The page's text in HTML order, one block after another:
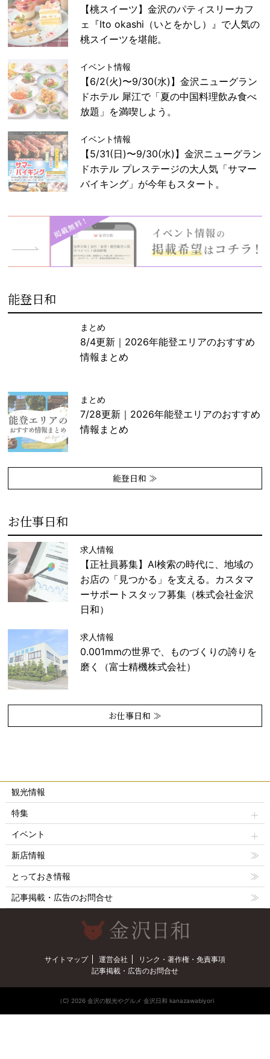
【桃スイーツ】金沢のパティスリーカフ
ェ『Ito okashi（いとをかし）』で人気の
桃スイーツを堪能。
イベント情報
【6/2(火)〜9/30(水)】金沢ニューグラン
ドホテル 犀江で「夏の中国料理飲み食べ
放題」を満喫しよう。
イベント情報
【5/31(日)〜9/30(水)】金沢ニューグラン
ドホテル プレステージの大人気「サマー
バイキング」が今年もスタート。
能登日和
まとめ
8/4更新｜2026年能登エリアのおすすめ
情報まとめ
まとめ
7/28更新｜2026年能登エリアのおすすめ
情報まとめ
能登日和 ≫
お仕事日和
求人情報
【正社員募集】AI検索の時代に、地域の
お店の「見つかる」を支える。カスタマ
ーサポートスタッフ募集（株式会社金沢
日和）
求人情報
0.001mmの世界で、ものづくりの誇りを
磨く（富士精機株式会社）
お仕事日和 ≫
観光情報
特集
イベント
新店情報
とっておき情報
記事掲載・広告のお問合せ
サイトマップ 運営会社
リンク・著作権・免責事項
記事掲載・広告のお問合せ
（C) 2026 金沢の観光やグルメ 金沢日和 kanazawabiyori